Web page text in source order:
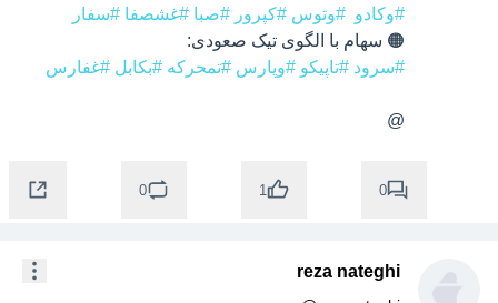
#وکادو #وتوس #کپرور #صبا #غشصفا #سفار
🟠 سهام با الگوی تیک صعودی:
#سرود #تاپیکو #وپارس #تمحرکه #بکابل #غفارس
@
0
1
0
reza nateghi